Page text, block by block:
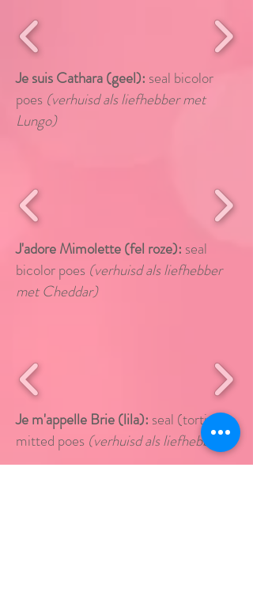
Je suis Cathara (geel): seal bicolor
poes (verhuisd als liefhebber met
Lungo)
J'adore Mimolette (fel roze): seal
bicolor poes (verhuisd als liefhebber
met Cheddar)
Je m'appelle Brie (lila): seal (tortie)
mitted poes (verhuisd als liefhebber)